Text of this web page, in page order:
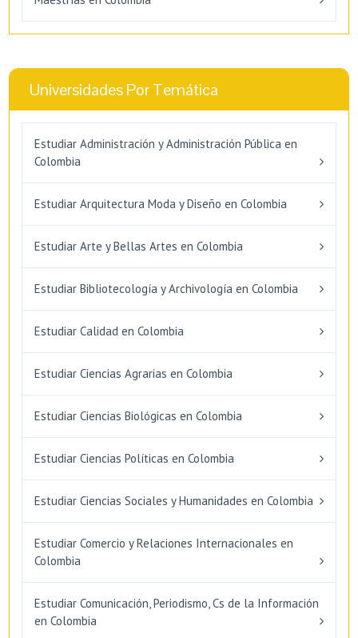
Universidades Por Temática
Estudiar Administración y Administración Pública en
Colombia
Estudiar Arquitectura Moda y Diseño en Colombia
Estudiar Arte y Bellas Artes en Colombia
Estudiar Bibliotecología y Archivología en Colombia
Estudiar Calidad en Colombia
Estudiar Ciencias Agrarias en Colombia
Estudiar Ciencias Biológicas en Colombia
Estudiar Ciencias Políticas en Colombia
Estudiar Ciencias Sociales y Humanidades en Colombia
Estudiar Comercio y Relaciones Internacionales en
Colombia
Estudiar Comunicación, Periodismo, Cs de la Información
en Colombia